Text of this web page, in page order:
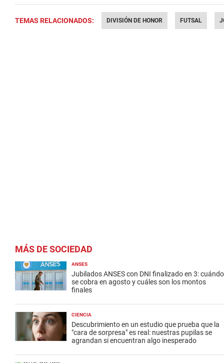
TEMAS RELACIONADOS: DIVISIÓN DE HONOR FUTSAL
MÁS DE SOCIEDAD
ANSES
Jubilados ANSES con DNI finalizado en 3: cuándo
se cobra en agosto y cuáles son los montos
finales
CIENCIA
Descubrimiento en un estudio que prueba que la
"cara de sorpresa" es real: nuestras pupilas se
agrandan si encuentran algo inesperado